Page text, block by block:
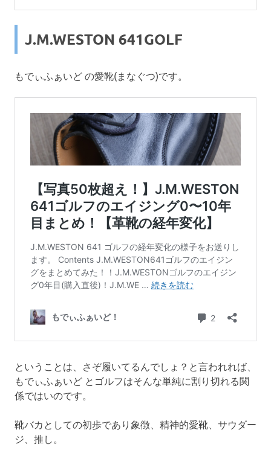
J.M.WESTON 641GOLF
もでぃふぁいど の愛靴(まなぐつ)です。
ということは、さぞ履いてるんでしょ？と言われれば、
もでぃふぁいど とゴルフはそんな単純に割り切れる関
係ではいのです。
靴バカとしての初歩であり象徴、精神的愛靴、サウダー
ジ、推し。